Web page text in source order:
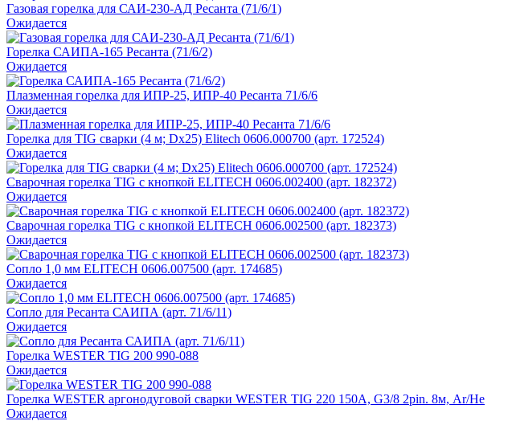
Газовая горелка для САИ-230-АД Ресанта (71/6/1)
Ожидается
Горелка САИПА-165 Ресанта (71/6/2)
Ожидается
Плазменная горелка для ИПР-25, ИПР-40 Ресанта 71/6/6
Ожидается
Горелка для TIG сварки (4 м; Dх25) Elitech 0606.000700 (арт. 172524)
Ожидается
Сварочная горелка TIG с кнопкой ELITECH 0606.002400 (арт. 182372)
Ожидается
Сварочная горелка TIG с кнопкой ELITECH 0606.002500 (арт. 182373)
Ожидается
Сопло 1,0 мм ELITECH 0606.007500 (арт. 174685)
Ожидается
Сопло для Ресанта САИПА (арт. 71/6/11)
Ожидается
Горелка WESTER TIG 200 990-088
Ожидается
Горелка WESTER аргонодуговой сварки WESTER TIG 220 150А, G3/8 2pin. 8м, Ar/He
Ожидается